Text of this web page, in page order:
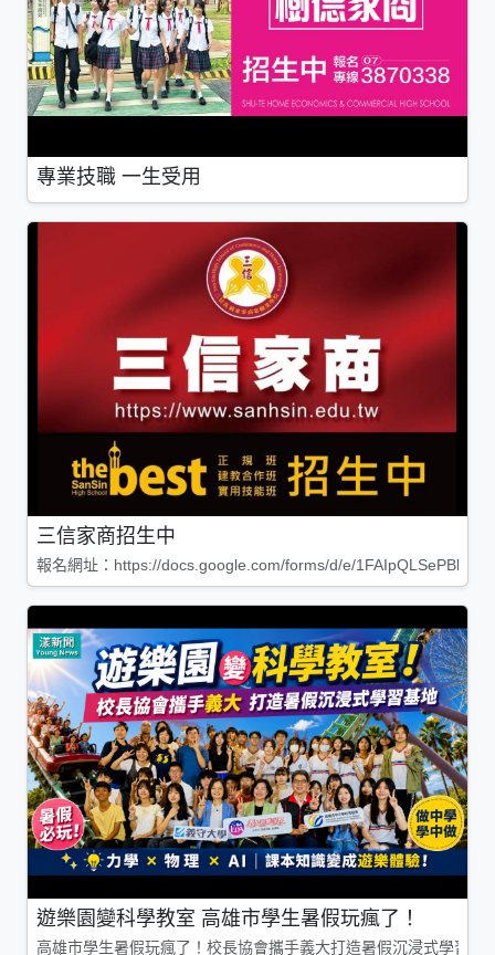
專業技職 一生受用
三信家商招生中
報名網址：https://docs.google.com/forms/d/e/
遊樂園變科學教室 高雄市學生暑假玩瘋了！
高雄市學生暑假玩瘋了！校長協會攜手義大打造暑假沉浸式學習基